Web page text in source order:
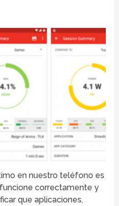
en nuestro teléfono es
correctamente y
que aplicaciones,